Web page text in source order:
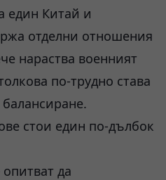
един Китай и
отделни отношения
нараства военният
по-трудно става
стои един по-дълбок
да